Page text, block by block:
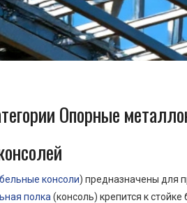
Опорные
консоли) предназначены для
полка (консоль) крепится к